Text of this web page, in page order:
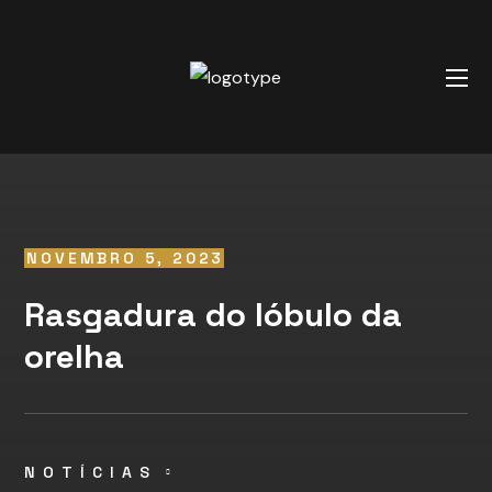
NOVEMBRO 5, 2023
Rasgadura do lóbulo da
orelha
NOTÍCIAS